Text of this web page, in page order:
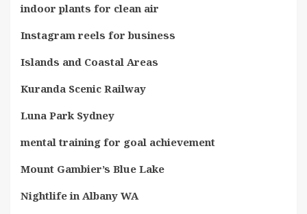
indoor plants for clean air
Instagram reels for business
Islands and Coastal Areas
Kuranda Scenic Railway
Luna Park Sydney
mental training for goal achievement
Mount Gambier’s Blue Lake
Nightlife in Albany WA